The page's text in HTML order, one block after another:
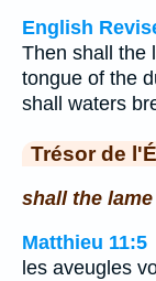
English
Then shall the
tongue of the
shall waters
Trésor de
shall the lame
Matthieu 11:5
les aveugles